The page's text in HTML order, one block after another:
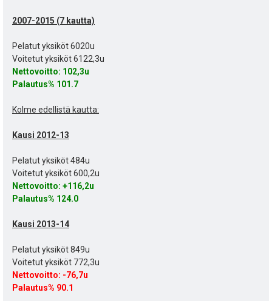
2007-2015 (7 kautta)
Pelatut yksiköt 6020u
Voitetut yksiköt 6122,3u
Nettovoitto: 102,3u
Palautus% 101.7
Kolme edellistä kautta:
Kausi 2012-13
Pelatut yksiköt 484u
Voitetut yksiköt 600,2u
Nettovoitto: +116,2u
Palautus% 124.0
Kausi 2013-14
Pelatut yksiköt 849u
Voitetut yksiköt 772,3u
Nettovoitto: -76,7u
Palautus% 90.1